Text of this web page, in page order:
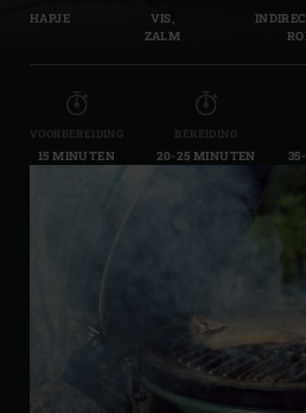
HAPJE
VIS,
ZALM
VOORBEREIDING
15 MINUTEN
BEREIDING
20-25 MINUTEN